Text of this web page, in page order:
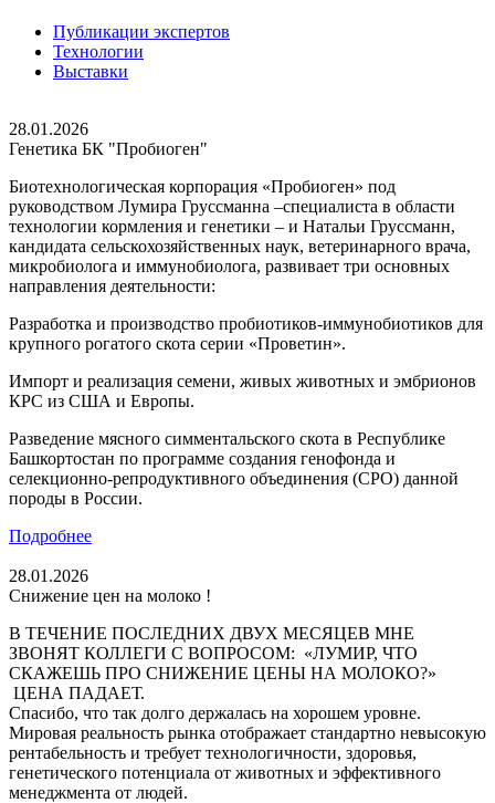
Публикации экспертов
Технологии
Выставки
28.01.2026
Генетика БК "Пробиоген"
Биотехнологическая корпорация «Пробиоген» под
руководством Лумира Груссманна –специалиста в области
технологии кормления и генетики – и Натальи Груссманн,
кандидата сельскохозяйственных наук, ветеринарного врача,
микробиолога и иммунобиолога, развивает три основных
направления деятельности:
Разработка и производство пробиотиков-иммунобиотиков для
крупного рогатого скота серии «Проветин».
Импорт и реализация семени, живых животных и эмбрионов
КРС из США и Европы.
Разведение мясного симментальского скота в Республике
Башкортостан по программе создания генофонда и
селекционно-репродуктивного объединения (СРО) данной
породы в России.
Подробнее
28.01.2026
Снижение цен на молоко !
В ТЕЧЕНИЕ ПОСЛЕДНИХ ДВУХ МЕСЯЦЕВ МНЕ
ЗВОНЯТ КОЛЛЕГИ С ВОПРОСОМ: «ЛУМИР, ЧТО
СКАЖЕШЬ ПРО СНИЖЕНИЕ ЦЕНЫ НА МОЛОКО?»
ЦЕНА ПАДАЕТ.
Спасибо, что так долго держалась на хорошем уровне.
Мировая реальность рынка отображает стандартно невысокую
рентабельность и требует технологичности, здоровья,
генетического потенциала от животных и эффективного
менеджмента от людей.